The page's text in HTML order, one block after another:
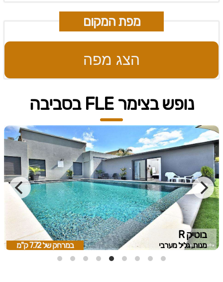
מפת המקום
הצג מפה
נופש בצימר FLE בסביבה
בוטיק R‏
מנות, גליל מערבי במרחק של7.72 ק"מ